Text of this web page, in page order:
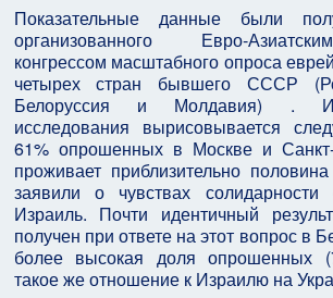
Показательные данные были
организованного
конгрессом масштабного опроса
четырех стран бывшего СССР
Белоруссия и Молдавия) .
исследования вырисовывается
61% опрошенных в Москве и
проживает приблизительно
заявили о чувствах солидарности
Израиль. Почти идентичный
получен при ответе на этот вопрос в
более высокая доля опрошенных
такое же отношение к Израилю на